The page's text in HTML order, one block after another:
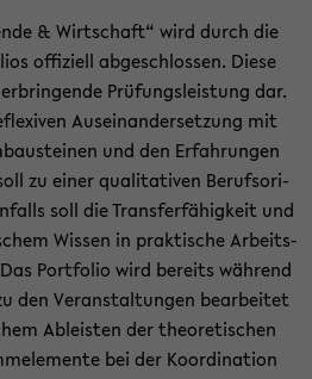
& Wirt­schaft“ wird durch die
of­fi­zi­ell ab­ge­schlos­sen. Diese
Prü­fungs­leis­tung dar.
Aus­ein­an­der­set­zung mit
und den Er­fah­run­gen
zu einer qua­li­ta­ti­ven Be­rufs­ori­
soll die Trans­fer­fä­hig­keit und
Wis­sen in prak­ti­sche Ar­beits­
Port­fo­lio wird be­reits wäh­rend
den Ver­an­stal­tun­gen be­ar­bei­tet
Ab­leis­ten der theo­re­ti­schen
bei der Ko­or­di­na­ti­on